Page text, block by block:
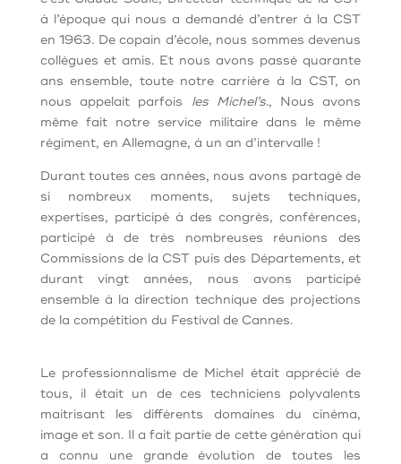
à l’époque qui nous a demandé d’entrer à la CST
en 1963. De copain d’école, nous sommes devenus
collègues et amis. Et nous avons passé quarante
ans ensemble, toute notre carrière à la CST, on
nous appelait parfois les Michel’s., Nous avons
même fait notre service militaire dans le même
régiment, en Allemagne, à un an d’intervalle !
Durant toutes ces années, nous avons partagé de
si nombreux moments, sujets techniques,
expertises, participé à des congrès, conférences,
participé à de très nombreuses réunions des
Commissions de la CST puis des Départements, et
durant vingt années, nous avons participé
ensemble à la direction technique des projections
de la compétition du Festival de Cannes.
Le professionnalisme de Michel était apprécié de
tous, il était un de ces techniciens polyvalents
maitrisant les différents domaines du cinéma,
image et son. Il a fait partie de cette génération qui
a connu une grande évolution de toutes les